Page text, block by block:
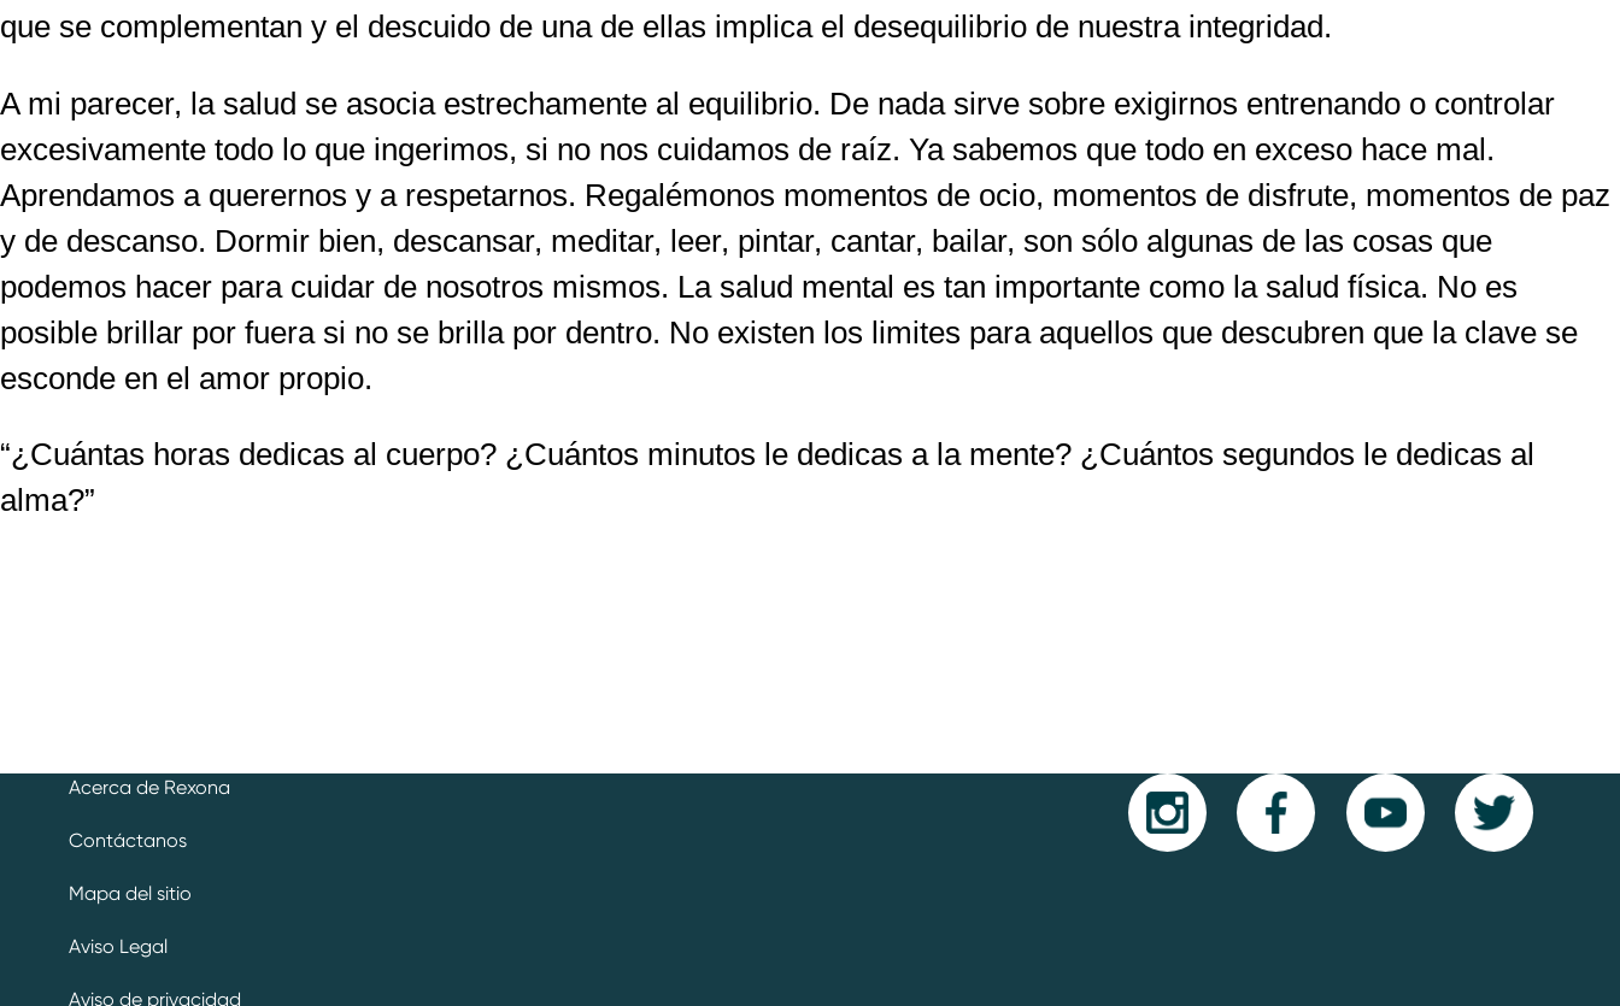
que se complementan y el descuido de una de ellas implica el desequilibrio de nuestra integridad.
A mi parecer, la salud se asocia estrechamente al equilibrio. De nada sirve sobre exigirnos entrenando o controlar
excesivamente todo lo que ingerimos, si no nos cuidamos de raíz. Ya sabemos que todo en exceso hace mal.
Aprendamos a querernos y a respetarnos. Regalémonos momentos de ocio, momentos de disfrute, momentos de paz
y de descanso. Dormir bien, descansar, meditar, leer, pintar, cantar, bailar, son sólo algunas de las cosas que
podemos hacer para cuidar de nosotros mismos. La salud mental es tan importante como la salud física. No es
posible brillar por fuera si no se brilla por dentro. No existen los limites para aquellos que descubren que la clave se
esconde en el amor propio.
“¿Cuántas horas dedicas al cuerpo? ¿Cuántos minutos le dedicas a la mente? ¿Cuántos segundos le dedicas al
alma?”
Acerca de Rexona
Contáctanos
Mapa del sitio
Aviso Legal
Aviso de privacidad